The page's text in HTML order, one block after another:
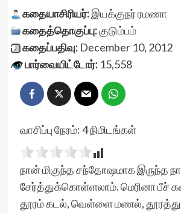
கதையாசிரியர்: இயக்குநர் ரமணா
கதைத்தொகுப்பு:குடும்பம்
கதைப்பதிவு:December 10, 2012
பார்வையிட்டோர்:15,558
வாசிப்பு நேரம்:4நிமிடங்கள்
நான் மிகுந்த சந்தோஷமாக இருந்த
சேர்த்துக்கொள்ளலாம். மெரினா பீச்
தூரம் கடல், வெள்ளை மணல், தூரத்து